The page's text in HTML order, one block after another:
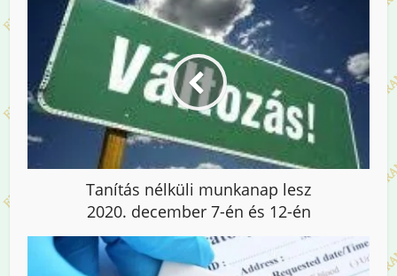
Tanítás nélküli munkanap lesz
2020. december 7-én és 12-én